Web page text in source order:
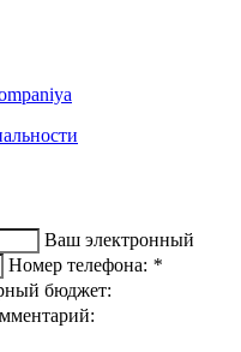
Ваш электронный
Номер телефона: *
бюджет: